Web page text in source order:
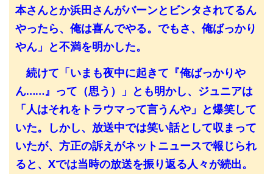
本さんとか浜田さんがバーンとビンタされてるん
やったら、俺は喜んでやる。でもさ、俺ばっかり
やん」と不満を明かした。
続けて「いまも夜中に起きて『俺ばっかりや
ん……』って（思う）」とも明かし、ジュニアは
「人はそれをトラウマって言うんや」と爆笑して
いた。しかし、放送中では笑い話として収まって
いたが、方正の訴えがネットニュースで報じられ
ると、Xでは当時の放送を振り返る人々が続出。